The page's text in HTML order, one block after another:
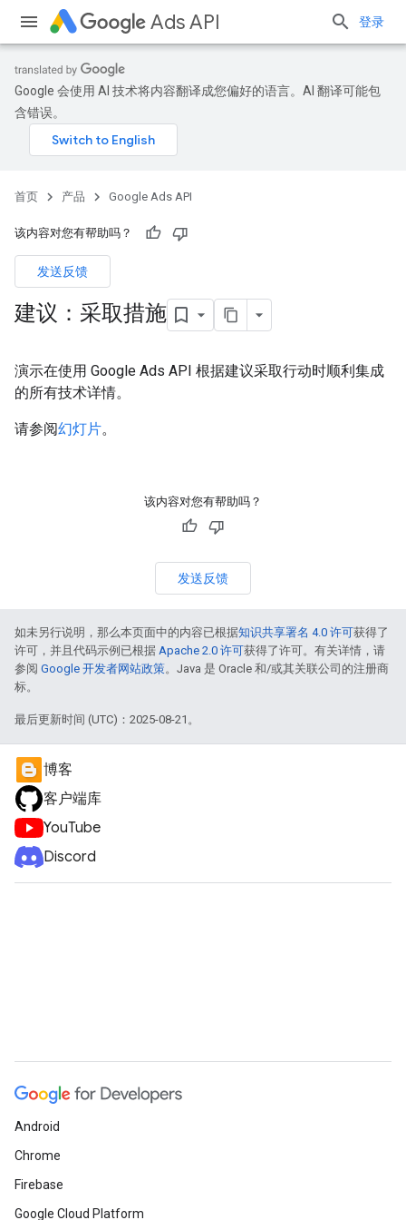
Ads API 登录
Google 会使用 AI 技术将内容翻译成您偏好的语言。AI 翻译可能包
含错误。
首页 产品 Google Ads API
该内容对您有帮助吗？
发送反馈
建议：采取措施
演示在使用 Google Ads API 根据建议采取行动时顺利集成
的所有技术详情。
请参阅幻灯片。
该内容对您有帮助吗？
发送反馈
如未另行说明，那么本页面中的内容已根据知识共享署名 4.0 许可获得了
许可，并且代码示例已根据 Apache 2.0 许可获得了许可。有关详情，请
参阅 Google 开发者网站政策。Java 是 Oracle 和/或其关联公司的注册商
标。
最后更新时间 (UTC)：2025-08-21。
博客
客户端库
YouTube
Discord
Android
Chrome
Firebase
Google Cloud Platform